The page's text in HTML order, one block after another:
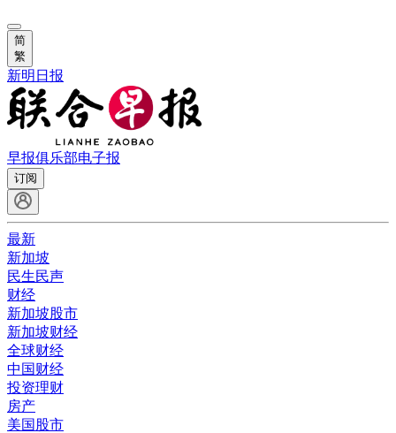
简
繁
新明日报
早报俱乐部电子报
订阅
最新
新加坡
民生民声
财经
新加坡股市
新加坡财经
全球财经
中国财经
投资理财
房产
美国股市